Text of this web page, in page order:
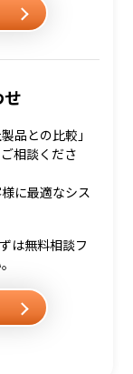
品との比較」
相談くださ
に最適なシス
は無料相談フ